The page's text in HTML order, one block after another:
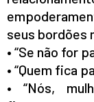
seus bordões
• “Se não for
• “Quem fica
• “Nós,